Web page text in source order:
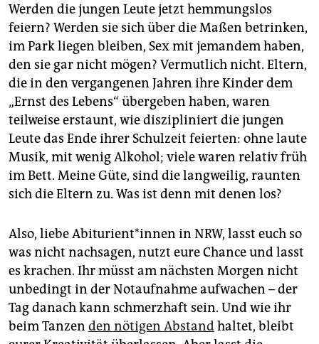
Werden die jungen Leute jetzt hemmungslos
feiern? Werden sie sich über die Maßen betrinken,
im Park liegen bleiben, Sex mit jemandem haben,
den sie gar nicht mögen? Vermutlich nicht. Eltern,
die in den vergangenen Jahren ihre Kinder dem
„Ernst des Lebens“ übergeben haben, waren
teilweise erstaunt, wie diszipliniert die jungen
Leute das Ende ihrer Schulzeit feierten: ohne laute
Musik, mit wenig Alkohol; viele waren relativ früh
im Bett. Meine Güte, sind die langweilig, raunten
sich die Eltern zu. Was ist denn mit denen los?
Also, liebe Abiturient*innen in NRW, lasst euch so
was nicht nachsagen, nutzt eure Chance und lasst
es krachen. Ihr müsst am nächsten Morgen nicht
unbedingt in der Notaufnahme aufwachen – der
Tag danach kann schmerzhaft sein. Und wie ihr
beim Tanzen den nötigen Abstandhaltet, bleibt